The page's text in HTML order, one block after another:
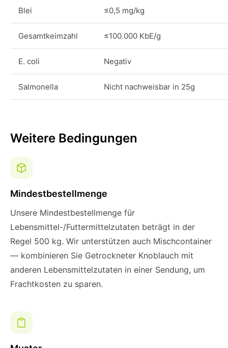
Blei ≤0,5 mg/kg
Gesamtkeimzahl ≤100.000 KbE/g
E. coli Negativ
Salmonella Nicht nachweisbar in 25g
Weitere Bedingungen
Mindestbestellmenge
Unsere Mindestbestellmenge für
Lebensmittel-/Futtermittelzutaten beträgt in der
Regel 500 kg. Wir unterstützen auch Mischcontainer
— kombinieren Sie Getrockneter Knoblauch mit
anderen Lebensmittelzutaten in einer Sendung, um
Frachtkosten zu sparen.